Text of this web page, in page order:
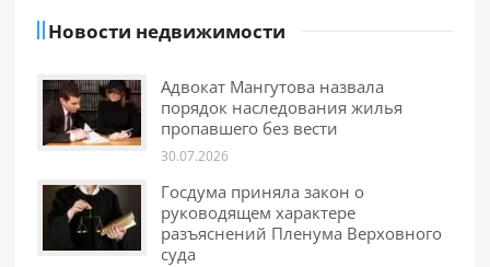
Новости недвижимости
Адвокат Мангутова назвала
порядок наследования жилья
пропавшего без вести
30.07.2026
Госдума приняла закон о
руководящем характере
разъяснений Пленума Верховного
суда